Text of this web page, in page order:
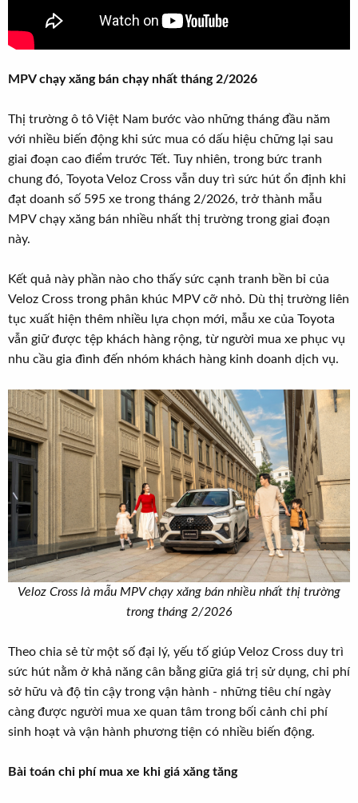
MPV chạy xăng bán chạy nhất tháng 2/2026
Thị trường ô tô Việt Nam bước vào những tháng đầu năm
với nhiều biến động khi sức mua có dấu hiệu chững lại sau
giai đoạn cao điểm trước Tết. Tuy nhiên, trong bức tranh
chung đó, Toyota Veloz Cross vẫn duy trì sức hút ổn định khi
đạt doanh số 595 xe trong tháng 2/2026, trở thành mẫu
MPV chạy xăng bán nhiều nhất thị trường trong giai đoạn
này.
Kết quả này phần nào cho thấy sức cạnh tranh bền bỉ của
Veloz Cross trong phân khúc MPV cỡ nhỏ. Dù thị trường liên
tục xuất hiện thêm nhiều lựa chọn mới, mẫu xe của Toyota
vẫn giữ được tệp khách hàng rộng, từ người mua xe phục vụ
nhu cầu gia đình đến nhóm khách hàng kinh doanh dịch vụ.
Veloz Cross là mẫu MPV chạy xăng bán nhiều nhất thị trường
trong tháng 2/2026
Theo chia sẻ từ một số đại lý, yếu tố giúp Veloz Cross duy trì
sức hút nằm ở khả năng cân bằng giữa giá trị sử dụng, chi phí
sở hữu và độ tin cậy trong vận hành - những tiêu chí ngày
càng được người mua xe quan tâm trong bối cảnh chi phí
sinh hoạt và vận hành phương tiện có nhiều biến động.
Bài toán chi phí mua xe khi giá xăng tăng